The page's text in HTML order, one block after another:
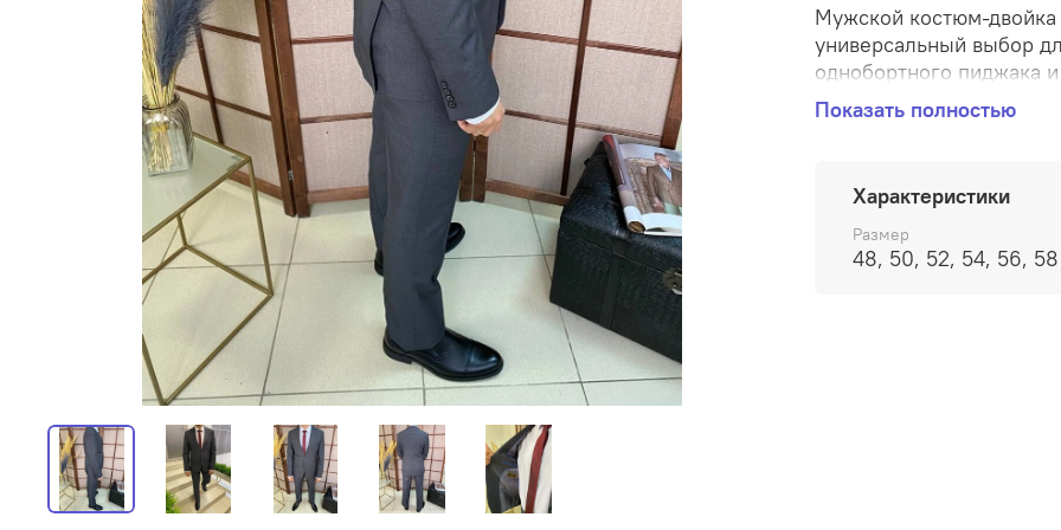
Мужской костюм-двойка
универсальный выбор
однобортного пиджака
материала, который
долговечность. Пиджак
выглядит элегантно и
деловых встречах, так
Показать полностью
Характеристики
Размер
48, 50, 52, 54, 56, 58